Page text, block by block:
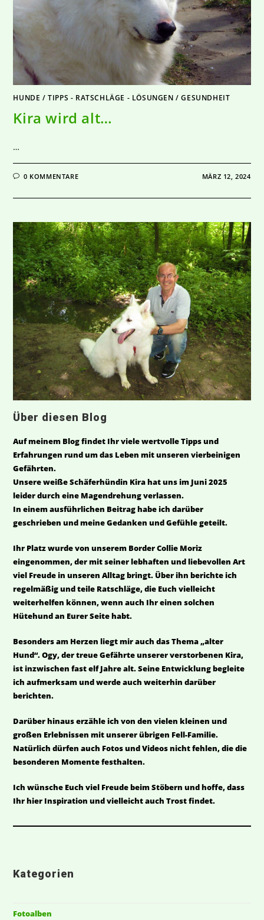
HUNDE /TIPPS - RATSCHLÄGE - LÖSUNGEN /GESUNDHEIT
Kira wird alt…
…
0 KOMMENTARE MÄRZ 12, 2024
Über diesen Blog
Auf meinem Blog findet Ihr viele wertvolle Tipps und
Erfahrungen rund um das Leben mit unseren vierbeinigen
Gefährten.
Unsere weiße Schäferhündin Kira hat uns im Juni 2025
leider durch eine Magendrehung verlassen.
In einem ausführlichen Beitrag habe ich darüber
geschrieben und meine Gedanken und Gefühle geteilt.
Ihr Platz wurde von unserem Border Collie Moriz
eingenommen, der mit seiner lebhaften und liebevollen Art
viel Freude in unseren Alltag bringt. Über ihn berichte ich
regelmäßig und teile Ratschläge, die Euch vielleicht
weiterhelfen können, wenn auch Ihr einen solchen
Hütehund an Eurer Seite habt.
Besonders am Herzen liegt mir auch das Thema „alter
Hund“. Ogy, der treue Gefährte unserer verstorbenen Kira,
ist inzwischen fast elf Jahre alt. Seine Entwicklung begleite
ich aufmerksam und werde auch weiterhin darüber
berichten.
Darüber hinaus erzähle ich von den vielen kleinen und
großen Erlebnissen mit unserer übrigen Fell-Familie.
Natürlich dürfen auch Fotos und Videos nicht fehlen, die die
besonderen Momente festhalten.
Ich wünsche Euch viel Freude beim Stöbern und hoffe, dass
Ihr hier Inspiration und vielleicht auch Trost findet.
Kategorien
Fotoalben